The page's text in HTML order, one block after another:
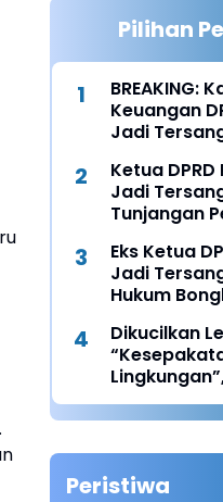
Pilihan
BREAKING:
Keuangan
Jadi
Ketua
Jadi
Tunjangan
Eks Ketua
Jadi
Hukum
Uji
Dikucilkan
Lapor
Upaya
Peristiwa